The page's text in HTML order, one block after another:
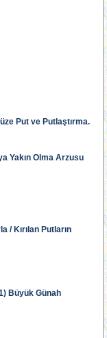
Put ve Putlaştırma.
Yakın Olma Arzusu
/ Kırılan Putların
Büyük Günah